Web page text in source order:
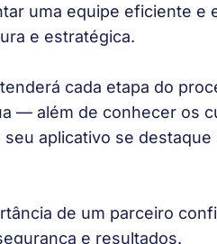
uma equipe eficiente e
e estratégica.
cada etapa do
— além de conhecer os
aplicativo se
de um parceiro
e resultados.